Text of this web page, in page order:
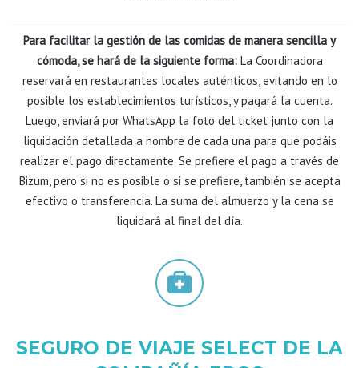
Para facilitar la gestión de las comidas de manera sencilla y
cómoda, se hará de la siguiente forma:La Coordinadora
reservará en restaurantes locales auténticos, evitando en lo
posible los establecimientos turísticos, y pagará la cuenta.
Luego, enviará por WhatsApp la foto del ticket junto con la
liquidación detallada a nombre de cada una para que podáis
realizar el pago directamente. Se prefiere el pago a través de
Bizum, pero si no es posible o si se prefiere, también se acepta
efectivo o transferencia. La suma del almuerzo y la cena se
liquidará al final del día.
SEGURO DE VIAJE SELECT DE LA